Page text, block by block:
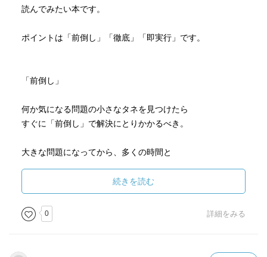
読んでみたい本です。
ポイントは「前倒し」「徹底」「即実行」です。
「前倒し」
何か気になる問題の小さなタネを見つけたら
すぐに「前倒し」で解決にとりかかるべき。
大きな問題になってから、多くの時間と
”あのときにもっとよく考えて対策しておけば良かった。”
と思うことは良くあります。
続きを読む
0 詳細をみる